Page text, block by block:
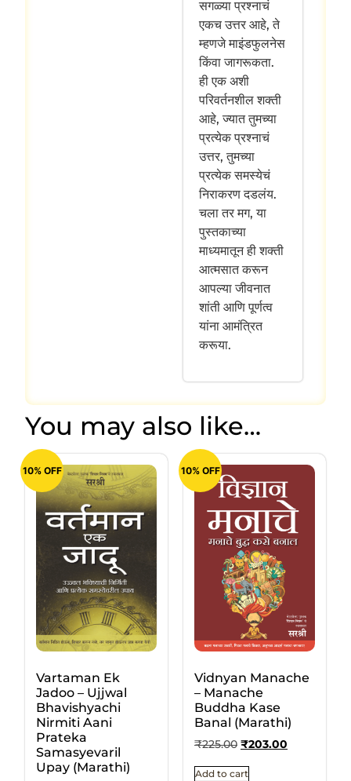
सगळ्या प्रश्नाचं
एकच उत्तर आहे, ते
म्हणजे माइंडफुलनेस
किंवा जागरूकता.
ही एक अशी
परिवर्तनशील शक्ती
आहे, ज्यात तुमच्या
प्रत्येक प्रश्नाचं
उत्तर, तुमच्या
प्रत्येक समस्येचं
निराकरण दडलंय.
चला तर मग, या
पुस्तकाच्या
माध्यमातून ही शक्ती
आत्मसात करून
आपल्या जीवनात
शांती आणि पूर्णत्व
यांना आमंत्रित
करूया.
You may also like…
10% OFF
Vartaman Ek
Jadoo – Ujjwal
Bhavishyachi
Nirmiti Aani
Prateka
Samasyevaril
Upay (Marathi)
10% OFF
Vidnyan Manache
– Manache
Buddha Kase
Banal (Marathi)
₹225.00 ₹203.00
Add to cart